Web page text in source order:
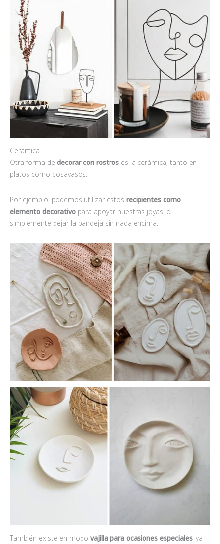
Cerámica
Otra forma de decorar con rostros es la cerámica, tanto en
platos como posavasos.
Por ejemplo, podemos utilizar estos recipientes como
elemento decorativo para apoyar nuestras joyas, o
simplemente dejar la bandeja sin nada encima.
También existe en modo vajilla para ocasiones especiales, ya